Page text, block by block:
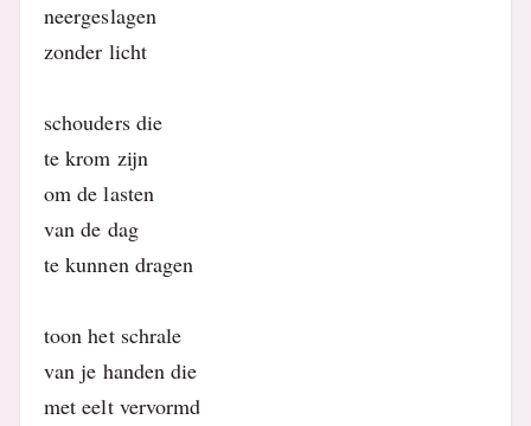
neergeslagen
zonder licht
schouders die
te krom zijn
om de lasten
van de dag
te kunnen dragen
toon het schrale
van je handen die
met eelt vervormd